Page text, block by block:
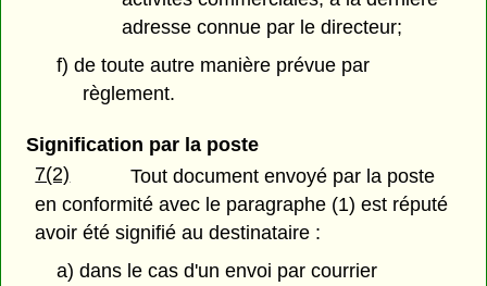
adresse connue par le directeur;
f) de toute autre manière prévue par
règlement.
Signification par la poste
7(2)
Tout document envoyé par la poste
en conformité avec le paragraphe (1) est réputé
avoir été signifié au destinataire :
a) dans le cas d'un envoi par courrier